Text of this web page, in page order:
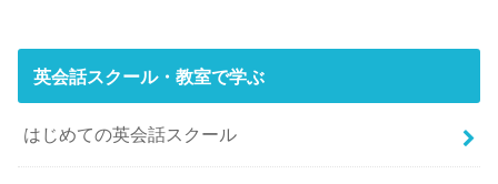
英会話スクール・教室で学ぶ
はじめての英会話スクール